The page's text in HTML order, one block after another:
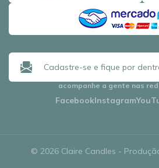
acompanhe a gente nas
FacebookInstagram
© 2026 Claire Candles -